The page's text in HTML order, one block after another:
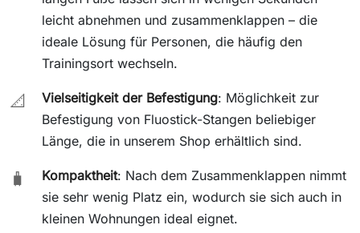
leicht abnehmen und zusammenklappen – die
ideale Lösung für Personen, die häufig den
Trainingsort wechseln.
📐 Vielseitigkeit der Befestigung: Möglichkeit zur
Befestigung von Fluostick-Stangen beliebiger
Länge, die in unserem Shop erhältlich sind.
🧳 Kompaktheit: Nach dem Zusammenklappen nimmt
sie sehr wenig Platz ein, wodurch sie sich auch in
kleinen Wohnungen ideal eignet.